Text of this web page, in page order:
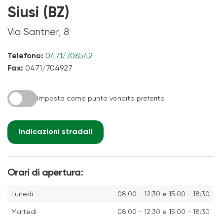
Siusi (BZ)
Via Santner, 8
Telefono: 0471/706542
Fax: 0471/704927
Imposta come punto vendita preferito
Indicazioni stradali
Orari di apertura:
Lunedì 08:00 - 12:30 e 15:00 - 18:30
Martedì 08:00 - 12:30 e 15:00 - 18:30